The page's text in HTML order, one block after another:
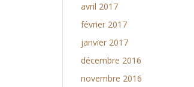
avril 2017
février 2017
janvier 2017
décembre 2016
novembre 2016